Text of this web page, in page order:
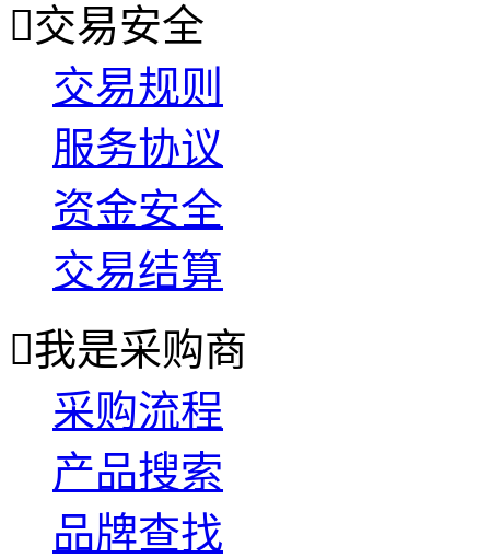
交易安全
交易规则
服务协议
资金安全
交易结算
我是采购商
采购流程
产品搜索
品牌查找